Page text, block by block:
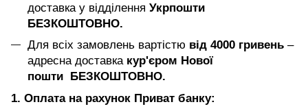
доставка у відділення Укрпошти
БЕЗКОШТОВНО.
Для всіх замовлень вартістю від 4000 гривень –
адресна доставка кур'єром Нової
пошти БЕЗКОШТОВНО.
1. Оплата на рахунок Приват банку: